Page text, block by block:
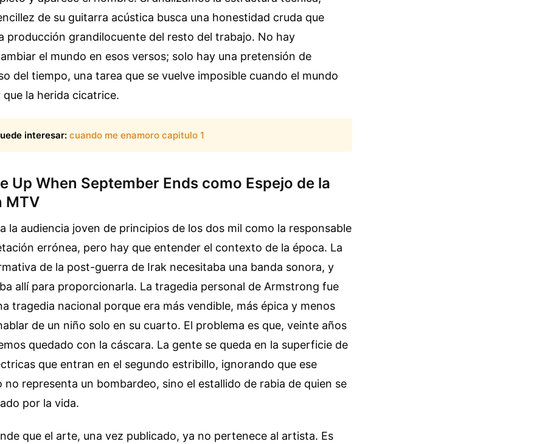
de su guitarra acústica busca una honestidad cruda que
producción grandilocuente del resto del trabajo. No hay
el mundo en esos versos; solo hay una pretensión de
del tiempo, una tarea que se vuelve imposible cuando el mundo
que la herida cicatrice.
interesar: cuando me enamoro capitulo 1
Up When September Ends como Espejo de la
MTV
la audiencia joven de principios de los dos mil como la responsable
errónea, pero hay que entender el contexto de la época. La
de la post-guerra de Irak necesitaba una banda sonora, y
allí para proporcionarla. La tragedia personal de Armstrong fue
tragedia nacional porque era más vendible, más épica y menos
de un niño solo en su cuarto. El problema es que, veinte años
quedado con la cáscara. La gente se queda en la superficie de
que entran en el segundo estribillo, ignorando que ese
no representa un bombardeo, sino el estallido de rabia de quien se
por la vida.
que el arte, una vez publicado, ya no pertenece al artista. Es